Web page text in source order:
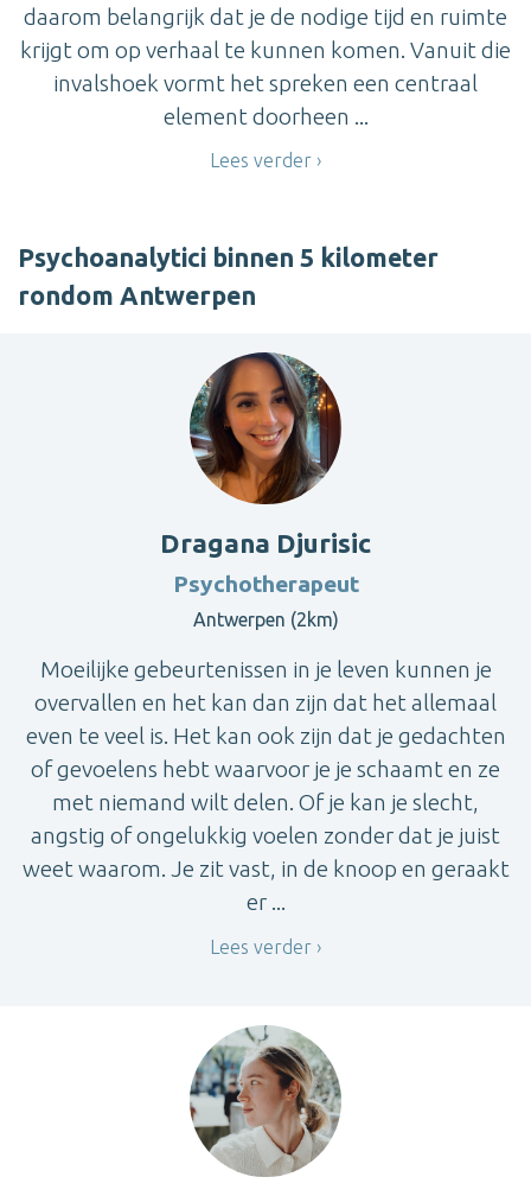
daarom belangrijk dat je de nodige tijd en ruimte
krijgt om op verhaal te kunnen komen. Vanuit die
invalshoek vormt het spreken een centraal
element doorheen ...
Lees verder
Psychoanalytici binnen 5 kilometer
rondom Antwerpen
Dragana Djurisic
Psychotherapeut
Antwerpen (2km)
Moeilijke gebeurtenissen in je leven kunnen je
overvallen en het kan dan zijn dat het allemaal
even te veel is. Het kan ook zijn dat je gedachten
of gevoelens hebt waarvoor je je schaamt en ze
met niemand wilt delen. Of je kan je slecht,
angstig of ongelukkig voelen zonder dat je juist
weet waarom. Je zit vast, in de knoop en geraakt
er ...
Lees verder